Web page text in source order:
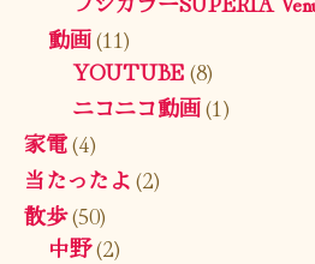
動画(11)
YOUTUBE(8)
ニコニコ動画(1)
家電(4)
当たったよ(2)
散歩(50)
中野(2)